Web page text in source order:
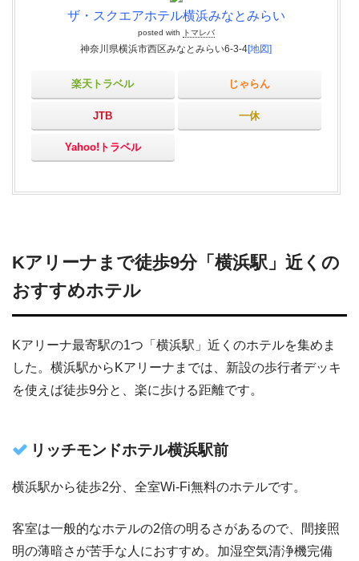
ザ・スクエアホテル横浜みなとみらい
posted with トマレバ
神奈川県横浜市西区みなとみらい6-3-4[地図]
楽天トラベル じゃらん
JTB 一休
Yahoo!トラベル
Kアリーナまで徒歩9分「横浜駅」近くの
おすすめホテル
Kアリーナ最寄駅の1つ「横浜駅」近くのホテルを集めま
した。横浜駅からKアリーナまでは、新設の歩行者デッキ
を使えば徒歩9分と、楽に歩ける距離です。
リッチモンドホテル横浜駅前
横浜駅から徒歩2分、全室Wi-Fi無料のホテルです。
客室は一般的なホテルの2倍の明るさがあるので、間接照
明の薄暗さが苦手な人におすすめ。加湿空気清浄機完備